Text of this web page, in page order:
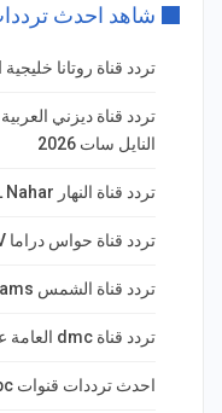
شاهد احدث
تردد قناة روتانا خليجية hd على النايل سات والعرب سات 2026
النايل سات 2026
تردد قناة النهار AL Nahar على النايل سات 2026
تردد قناة حواس دراما HAWAS TV على النايل سات 2026
تردد قناة الشمس Al Shams على النايل سات 2026
تردد قناة dmc العامة على النايل سات 2026
احدث ترددات قنوات mbc الجديدة 2026 نايل سات وعرب سات